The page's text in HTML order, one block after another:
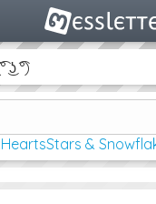
voor je
HeartsStars &